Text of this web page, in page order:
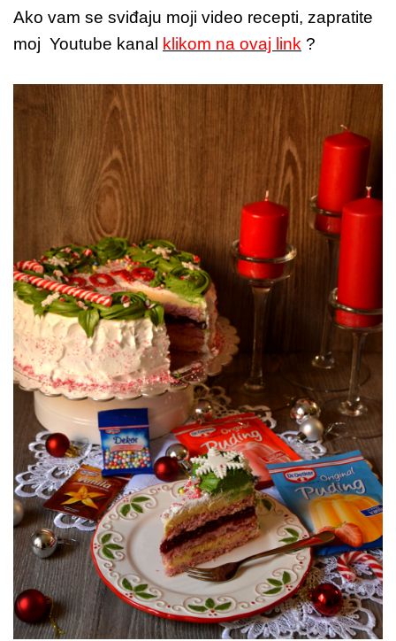
Ako vam se sviđaju moji video recepti, zapratite
moj Youtube kanal klikom na ovaj link ?